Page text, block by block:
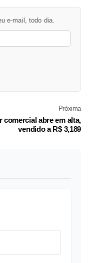
e-mail, todo dia.
Próxima
comercial abre em alta,
vendido a R$ 3,189